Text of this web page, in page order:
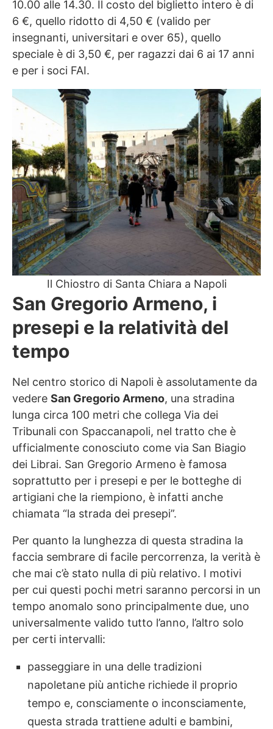
10.00 alle 14.30. Il costo del biglietto intero è di
6 €, quello ridotto di 4,50 € (valido per
insegnanti, universitari e over 65), quello
speciale è di 3,50 €, per ragazzi dai 6 ai 17 anni
e per i soci FAI.
Il Chiostro di Santa Chiara a Napoli
San Gregorio Armeno, i
presepi e la relatività del
tempo
Nel centro storico di Napoli è assolutamente da
vedere San Gregorio Armeno, una stradina
lunga circa 100 metri che collega Via dei
Tribunali con Spaccanapoli, nel tratto che è
ufficialmente conosciuto come via San Biagio
dei Librai. San Gregorio Armeno è famosa
soprattutto per i presepi e per le botteghe di
artigiani che la riempiono, è infatti anche
chiamata “la strada dei presepi”.
Per quanto la lunghezza di questa stradina la
faccia sembrare di facile percorrenza, la verità è
che mai c’è stato nulla di più relativo. I motivi
per cui questi pochi metri saranno percorsi in un
tempo anomalo sono principalmente due, uno
universalmente valido tutto l’anno, l’altro solo
per certi intervalli:
passeggiare in una delle tradizioni
napoletane più antiche richiede il proprio
tempo e, consciamente o inconsciamente,
questa strada trattiene adulti e bambini,